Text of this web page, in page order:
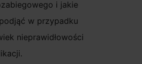
i jakie
w przypadku
nieprawidłowości